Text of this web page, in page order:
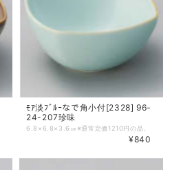
ﾓｱ淡ﾌﾞﾙｰなで角小付[2328] 96-
24-207珍味
6.8×6.8×3.6㎝※通常定価1210円の品。
¥840